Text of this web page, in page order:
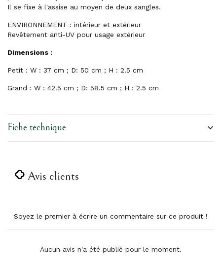
Il se fixe à l'assise au moyen de deux sangles.
ENVIRONNEMENT : intérieur et extérieur
Revêtement anti-UV pour usage extérieur
Dimensions :
Petit : W : 37 cm ; D: 50 cm ; H : 2.5 cm
Grand : W : 42.5 cm ; D: 58.5 cm ; H : 2.5 cm
Fiche technique
Avis clients
Soyez le premier à écrire un commentaire sur ce produit !
Aucun avis n'a été publié pour le moment.